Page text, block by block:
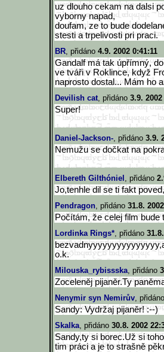
uz dlouho cekam na dalsi
vyborny napad,
doufam, ze to bude
stesti a trpelivosti pri praci.
BR, přidáno 4.9. 2002 0:41:11
Gandalf má tak úpřímný,
ve tváři v Roklince, když
naprosto dostal... Mám ho
Devilish cat, přidáno 3.9.
Super!
Daniel-Jackson-, přidáno 3.9.
Nemužu se dočkat na
Elbereth Gilthóniel , přidáno
Jo,tenhle dil se ti fakt
Pendragon, přidáno 31.8.
Počítám, že celej film bude
Lordinka Rings*, přidáno
o.k.
Milouska_rybissska, přidáno
Zoceleněj pijaněr.Ty
Nenymir syn Nemirův,
Sandy: Vydržaj pijaněr! :--)
Skalka, přidáno 30.8. 2002
Sandy,ty si borec.Už si
tim práci a je to strašně